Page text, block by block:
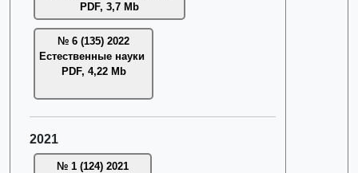
PDF, 3,7 Mb
№ 6 (135) 2022
Естественные науки
PDF, 4,22 Mb
2021
№ 1 (124) 2021